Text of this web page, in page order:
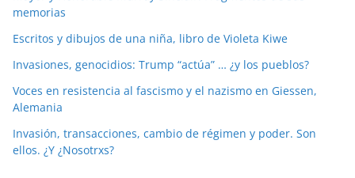
memorias
Escritos y dibujos de una niña, libro de Violeta Kiwe
Invasiones, genocidios: Trump “actúa” … ¿y los pueblos?
Voces en resistencia al fascismo y el nazismo en Giessen,
Alemania
Invasión, transacciones, cambio de régimen y poder. Son
ellos. ¿Y ¿Nosotrxs?